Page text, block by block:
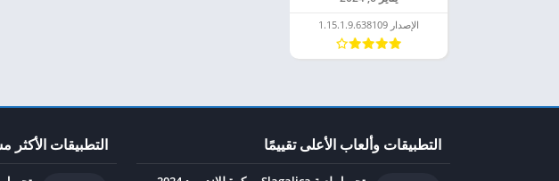
الإصدار 1.15.1.9.638109
التطبيقات الأكثر التطبيقات وألعاب الأعلى تقييمًا